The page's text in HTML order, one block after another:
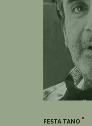
FESTA TANO